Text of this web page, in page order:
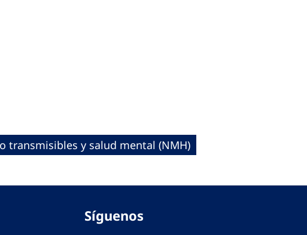
transmisibles y salud mental (NMH)
Síguenos